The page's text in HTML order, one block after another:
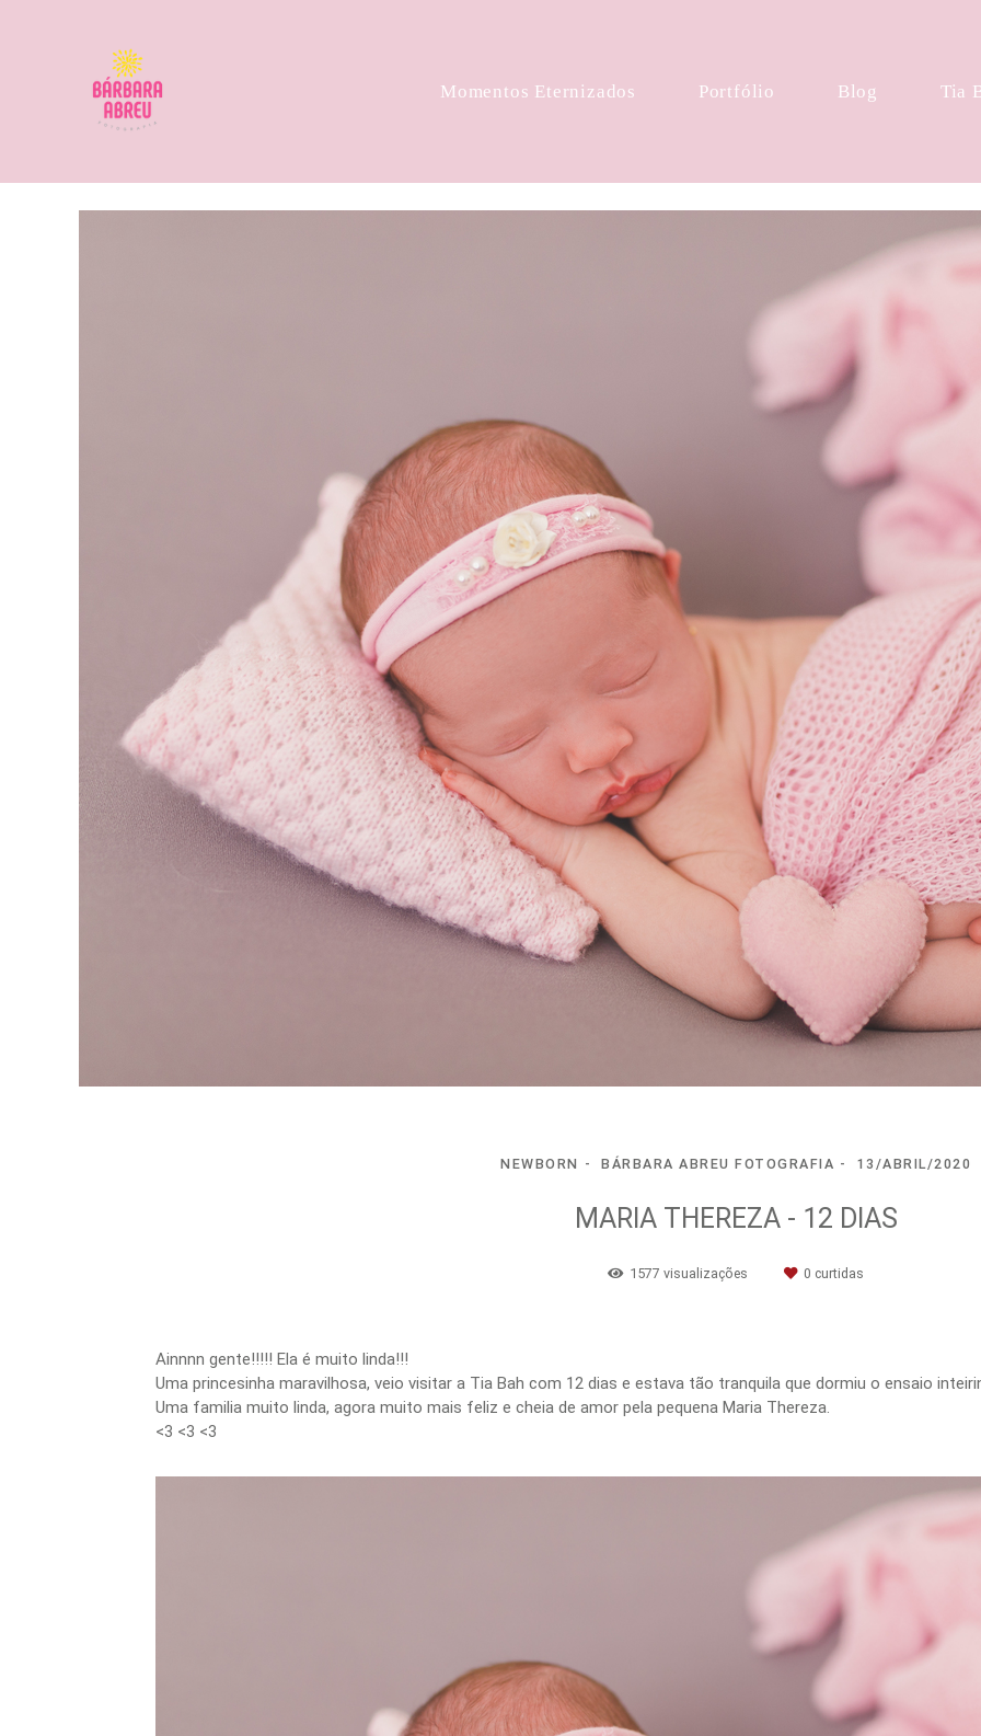
Momentos Eternizados Portfólio Blog Tia
NEWBORN BÁRBARA ABREU FOTOGRAFIA 13/ABRIL/2020
MARIA THEREZA - 12 DIAS
1577 visualizações 0 curtidas
Ainnnn gente!!!!! Ela é muito linda!!!
Uma princesinha maravilhosa, veio visitar a Tia Bah com 12 dias e estava tão tranquila que dormiu o ensaio
Uma familia muito linda, agora muito mais feliz e cheia de amor pela pequena Maria Thereza.
<3 <3 <3